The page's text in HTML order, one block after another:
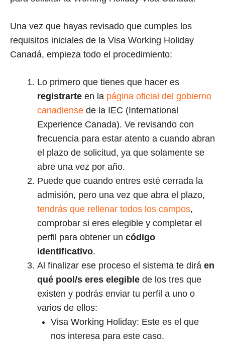
Una vez que hayas revisado que cumples los
requisitos iniciales de la Visa Working Holiday
Canadá, empieza todo el procedimiento:
Lo primero que tienes que hacer es
registrarte en la página oficial del gobierno
canadiense de la IEC (International
Experience Canada). Ve revisando con
frecuencia para estar atento a cuando abran
el plazo de solicitud, ya que solamente se
abre una vez por año.
Puede que cuando entres esté cerrada la
admisión, pero una vez que abra el plazo,
tendrás que rellenar todos los campos,
comprobar si eres elegible y completar el
perfil para obtener un código
identificativo.
Al finalizar ese proceso el sistema te dirá en
qué pool/s eres elegible de los tres que
existen y podrás enviar tu perfil a uno o
varios de ellos:
Visa Working Holiday: Este es el que
nos interesa para este caso.